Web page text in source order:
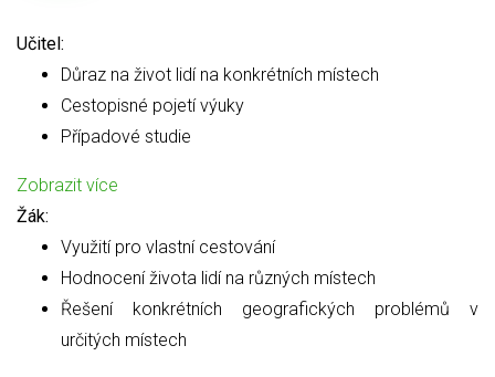
Učitel:
Důraz na život lidí na konkrétních místech
Cestopisné pojetí výuky
Případové studie
Zobrazit více
Žák:
Využití pro vlastní cestování
Hodnocení života lidí na různých místech
Řešení konkrétních geografických problémů v
určitých místech